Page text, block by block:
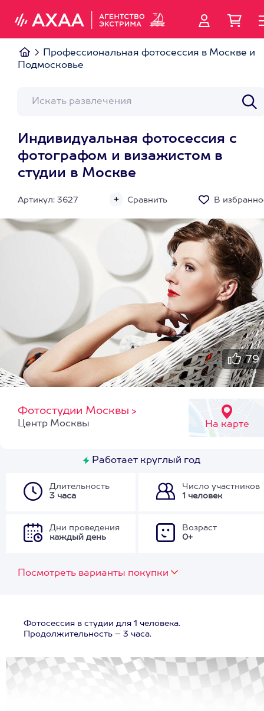
Профессиональная фотосессия в Москве и
Подмосковье
Индивидуальная фотосессия с
фотографом и визажистом в
студии в Москве
Артикул: 3627 Сравнить В
79
Фотостудии Москвы >
На карте
Центр Москвы
Работает круглый год
Длительность
3 часа
Число участников
1 человек
Дни проведения
каждый день
Возраст
0+
Посмотреть варианты покупки
Фотосессия в студии для 1 человека.
Продолжительность – 3 часа.